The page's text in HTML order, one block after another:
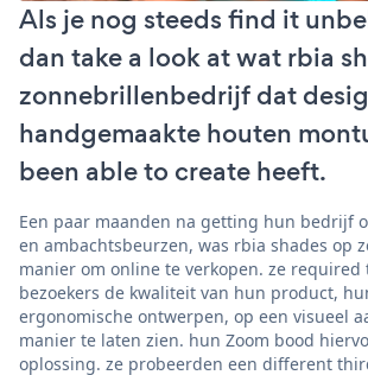
Als je nog steeds find it
dan take a look at wat rbia
zonnebrillenbedrijf dat
handgemaakte houten
been able to create heeft.
Een paar maanden na getting hun bedrijf
en ambachtsbeurzen, was rbia shades op
manier om online te verkopen. ze required
bezoekers de kwaliteit van hun product,
ergonomische ontwerpen, op een visueel
manier te laten zien. hun Zoom bood
oplossing. ze probeerden een different